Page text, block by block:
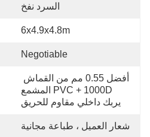
السرد نفخ
6x4.9x4.8m
Negotiable
المشمع PVC + 1000D
يربك داخلي مقاوم للحريق
شعار العميل ، طباعة مجانية